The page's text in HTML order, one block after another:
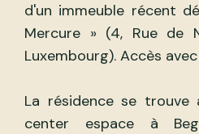
d'un immeuble récent
Mercure » (4, Rue de
Luxembourg). Accès
La résidence se
center espace à